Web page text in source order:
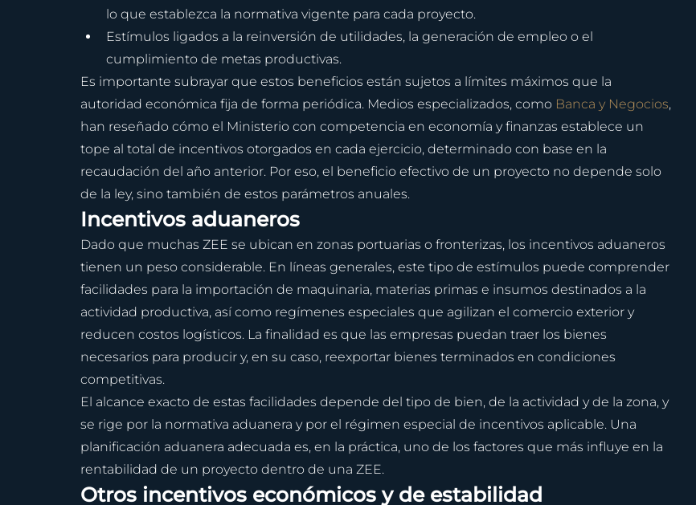
lo que establezca la normativa vigente para cada proyecto.
Estímulos ligados a la reinversión de utilidades, la generación de empleo o el
cumplimiento de metas productivas.
Es importante subrayar que estos beneficios están sujetos a límites máximos que la
autoridad económica fija de forma periódica. Medios especializados, como Banca y Negocios,
han reseñado cómo el Ministerio con competencia en economía y finanzas establece un
tope al total de incentivos otorgados en cada ejercicio, determinado con base en la
recaudación del año anterior. Por eso, el beneficio efectivo de un proyecto no depende solo
de la ley, sino también de estos parámetros anuales.
Incentivos aduaneros
Dado que muchas ZEE se ubican en zonas portuarias o fronterizas, los incentivos aduaneros
tienen un peso considerable. En líneas generales, este tipo de estímulos puede comprender
facilidades para la importación de maquinaria, materias primas e insumos destinados a la
actividad productiva, así como regímenes especiales que agilizan el comercio exterior y
reducen costos logísticos. La finalidad es que las empresas puedan traer los bienes
necesarios para producir y, en su caso, reexportar bienes terminados en condiciones
competitivas.
El alcance exacto de estas facilidades depende del tipo de bien, de la actividad y de la zona, y
se rige por la normativa aduanera y por el régimen especial de incentivos aplicable. Una
planificación aduanera adecuada es, en la práctica, uno de los factores que más influye en la
rentabilidad de un proyecto dentro de una ZEE.
Otros incentivos económicos y de estabilidad